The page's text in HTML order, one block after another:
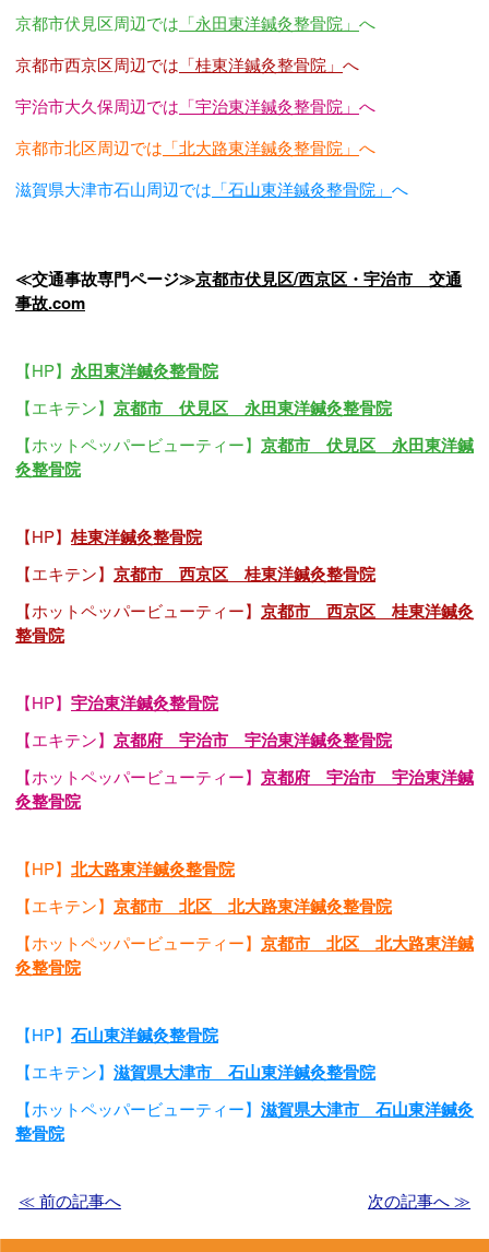
京都市伏見区周辺では 「永田東洋鍼灸整骨院」 へ
京都市西京区周辺では 「桂東洋鍼灸整骨院」 へ
宇治市大久保周辺では 「宇治東洋鍼灸整骨院」 へ
京都市北区周辺では 「北大路東洋鍼灸整骨院」 へ
滋賀県大津市石山周辺では 「石山東洋鍼灸整骨院」 へ
≪交通事故専門ページ≫京都市伏見区/西京区・宇治市 交通
事故.com
【HP】 永田東洋鍼灸整骨院
【エキテン】 京都市 伏見区 永田東洋鍼灸整骨院
【ホットペッパービューティー】 京都市 伏見区 永田東洋鍼
灸整骨院
【HP】 桂東洋鍼灸整骨院
【エキテン】 京都市 西京区 桂東洋鍼灸整骨院
【ホットペッパービューティー】 京都市 西京区 桂東洋鍼灸
整骨院
【HP】 宇治東洋鍼灸整骨院
【エキテン】 京都府 宇治市 宇治東洋鍼灸整骨院
【ホットペッパービューティー】 京都府 宇治市 宇治東洋鍼
灸整骨院
【HP】 北大路東洋鍼灸整骨院
【エキテン】 京都市 北区 北大路東洋鍼灸整骨院
【ホットペッパービューティー】 京都市 北区 北大路東洋鍼
灸整骨院
【HP】 石山東洋鍼灸整骨院
【エキテン】 滋賀県大津市 石山東洋鍼灸整骨院
【ホットペッパービューティー】 滋賀県大津市 石山東洋鍼灸
整骨院
≪ 前の記事へ 次の記事へ ≫